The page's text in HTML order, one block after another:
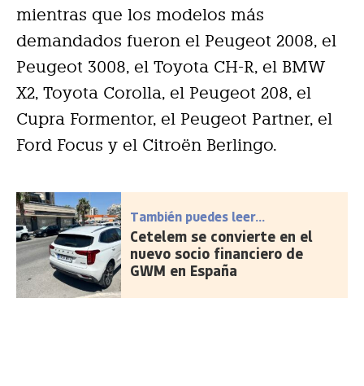
mientras que los modelos más
demandados fueron el Peugeot 2008, el
Peugeot 3008, el Toyota CH-R, el BMW
X2, Toyota Corolla, el Peugeot 208, el
Cupra Formentor, el Peugeot Partner, el
Ford Focus y el Citroën Berlingo.
También puedes leer...
Cetelem se convierte en el
nuevo socio financiero de
GWM en España